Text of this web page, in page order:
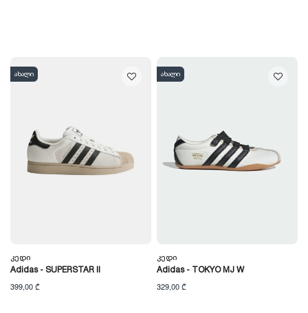
ახალი
Კედი
Adidas - SUPERSTAR II
399,00 ₾
ახალი
Კედი
Adidas - TOKYO MJ W
329,00 ₾